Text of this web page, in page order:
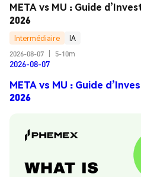
META vs MU : Guide
2026
Intermédiaire
IA
2026-08-07
5-10m
2026-08-07
META vs MU : Guide
2026